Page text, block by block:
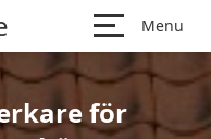
Menu
för